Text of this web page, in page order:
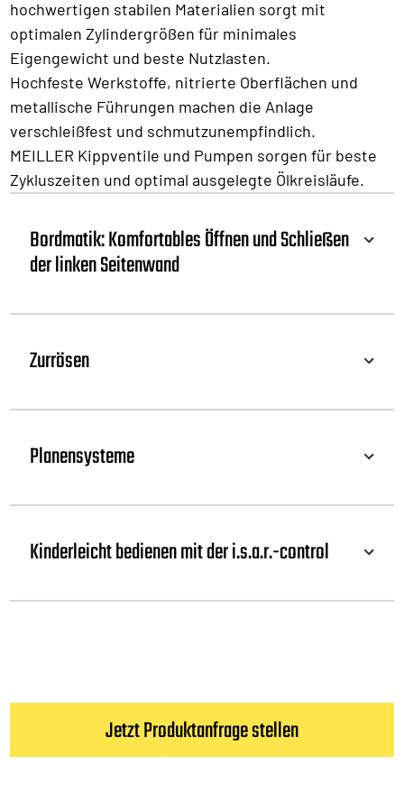
hochwertigen stabilen Materialien sorgt mit
optimalen Zylindergrößen für minimales
Eigengewicht und beste Nutzlasten.
Hochfeste Werkstoffe, nitrierte Oberflächen und
metallische Führungen machen die Anlage
verschleißfest und schmutzunempfindlich.
MEILLER Kippventile und Pumpen sorgen für beste
Zykluszeiten und optimal ausgelegte Ölkreisläufe.
Bordmatik: Komfortables Öffnen und Schließen
der linken Seitenwand
Zurrösen
Planensysteme
Kinderleicht bedienen mit der i.s.a.r.-control
Jetzt Produktanfrage stellen